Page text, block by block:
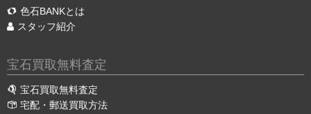
色石BANKとは
スタッフ紹介
宝石買取無料査定
宝石買取無料査定
宅配・郵送買取方法